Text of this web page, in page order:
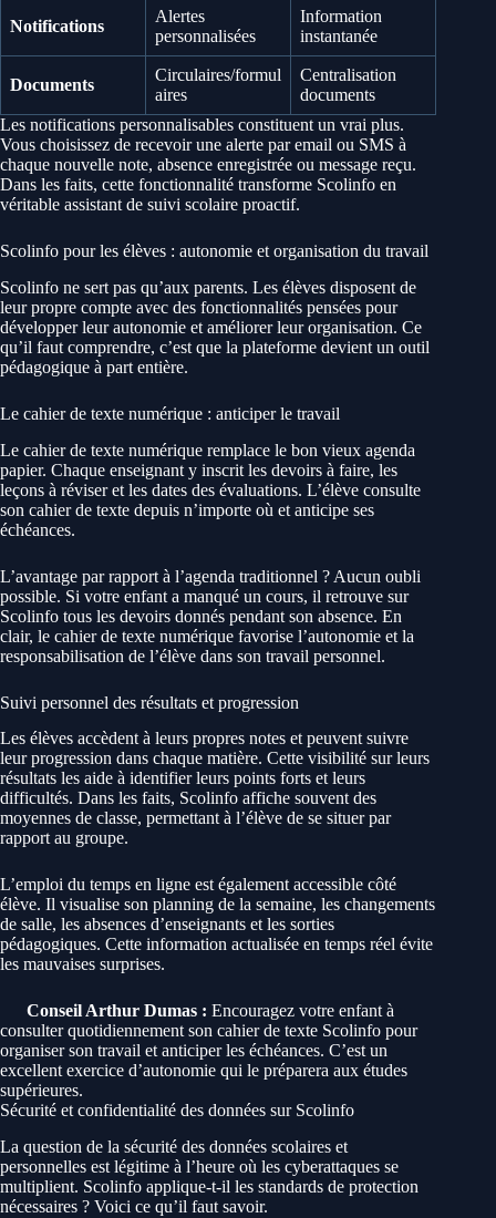
Notifications
Alertes
personnalisées
Information
instantanée
Documents
Circulaires/formul
aires
Centralisation
documents
Les notifications personnalisables constituent un vrai plus.
Vous choisissez de recevoir une alerte par email ou SMS à
chaque nouvelle note, absence enregistrée ou message reçu.
Dans les faits, cette fonctionnalité transforme Scolinfo en
véritable assistant de suivi scolaire proactif.
Scolinfo pour les élèves : autonomie et organisation du travail
Scolinfo ne sert pas qu’aux parents. Les élèves disposent de
leur propre compte avec des fonctionnalités pensées pour
développer leur autonomie et améliorer leur organisation. Ce
qu’il faut comprendre, c’est que la plateforme devient un outil
pédagogique à part entière.
Le cahier de texte numérique : anticiper le travail
Le cahier de texte numérique remplace le bon vieux agenda
papier. Chaque enseignant y inscrit les devoirs à faire, les
leçons à réviser et les dates des évaluations. L’élève consulte
son cahier de texte depuis n’importe où et anticipe ses
échéances.
L’avantage par rapport à l’agenda traditionnel ? Aucun oubli
possible. Si votre enfant a manqué un cours, il retrouve sur
Scolinfo tous les devoirs donnés pendant son absence. En
clair, le cahier de texte numérique favorise l’autonomie et la
responsabilisation de l’élève dans son travail personnel.
Suivi personnel des résultats et progression
Les élèves accèdent à leurs propres notes et peuvent suivre
leur progression dans chaque matière. Cette visibilité sur leurs
résultats les aide à identifier leurs points forts et leurs
difficultés. Dans les faits, Scolinfo affiche souvent des
moyennes de classe, permettant à l’élève de se situer par
rapport au groupe.
L’emploi du temps en ligne est également accessible côté
élève. Il visualise son planning de la semaine, les changements
de salle, les absences d’enseignants et les sorties
pédagogiques. Cette information actualisée en temps réel évite
les mauvaises surprises.
Conseil Arthur Dumas : Encouragez votre enfant à
consulter quotidiennement son cahier de texte Scolinfo pour
organiser son travail et anticiper les échéances. C’est un
excellent exercice d’autonomie qui le préparera aux études
supérieures.
Sécurité et confidentialité des données sur Scolinfo
La question de la sécurité des données scolaires et
personnelles est légitime à l’heure où les cyberattaques se
multiplient. Scolinfo applique-t-il les standards de protection
nécessaires ? Voici ce qu’il faut savoir.